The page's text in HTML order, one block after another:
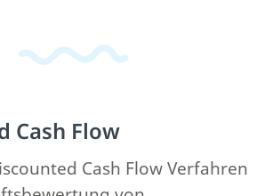
Cash Flow
Cash Flow Verfahren